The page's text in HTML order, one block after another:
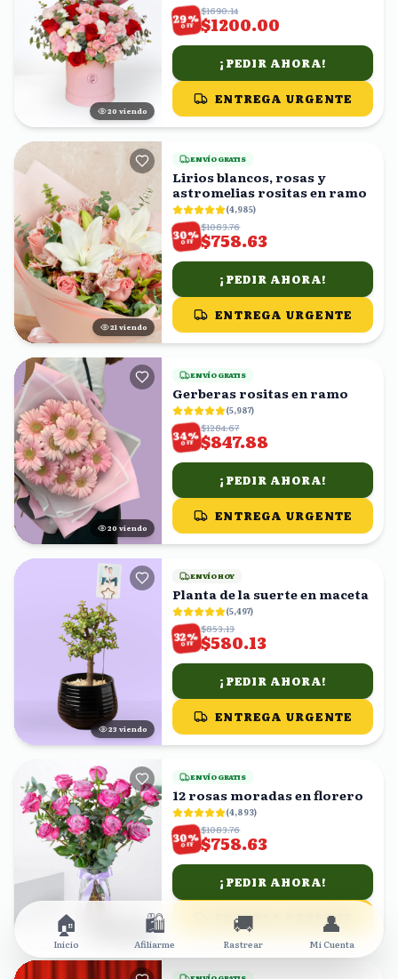
20 viendo
29%
OFF
$1690.14
$1200.00
¡PEDIR AHORA!
ENTREGA URGENTE
21 viendo
ENVÍO GRATIS
Lirios blancos, rosas y
astromelias rositas en ramo
(4,985)
30%
OFF
$1083.76
$758.63
¡PEDIR AHORA!
ENTREGA URGENTE
20 viendo
ENVÍO GRATIS
Gerberas rositas en ramo
(5,987)
34%
OFF
$1284.67
$847.88
¡PEDIR AHORA!
ENTREGA URGENTE
23 viendo
ENVÍO HOY
Planta de la suerte en maceta
(5,497)
32%
OFF
$853.13
$580.13
¡PEDIR AHORA!
ENTREGA URGENTE
ENVÍO GRATIS
12 rosas moradas en florero
(4,893)
30%
OFF
$1083.76
$758.63
¡PEDIR AHORA!
ENTREGA URGENTE
🏠
Inicio
🛍️
Afiliarme
🚚
Rastrear
👤
Mi Cuenta